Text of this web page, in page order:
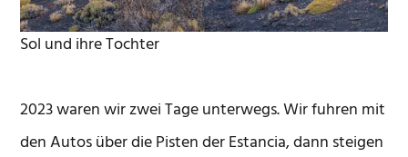
Sol und ihre Tochter
2023 waren wir zwei Tage unterwegs. Wir fuhren mit
den Autos über die Pisten der Estancia, dann steigen